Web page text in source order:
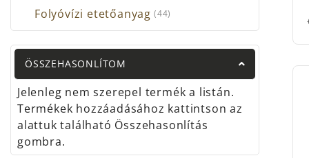
Folyóvízi etetőanyag (44)
ÖSSZEHASONLÍTOM
Jelenleg nem szerepel termék a listán.
Termékek hozzáadásához kattintson az
alattuk található Összehasonlítás
gombra.